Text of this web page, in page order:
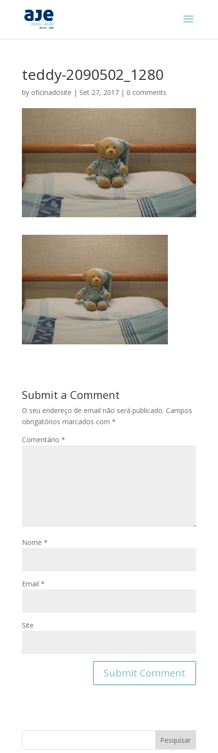
teddy-2090502_1280
by oficinadosite | Set 27, 2017| 0 comments
Submit a Comment
O seu endereço de email não será publicado. Campos
obrigatórios marcados com *
Comentário *
Nome *
Email *
Site